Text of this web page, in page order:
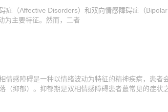
症（Affective Disorders）和双向情感障碍症（Bipolar
为主要特征。然而，二者
情感障碍是一种以情绪波动为特征的精神疾病，患者
抑郁）。抑郁期是双相情感障碍患者蕞常见的症状之